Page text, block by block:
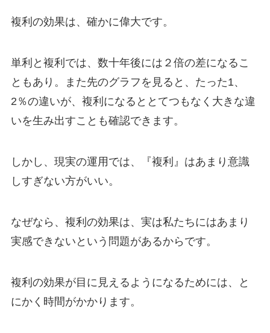
複利の効果は、確かに偉大です。
単利と複利では、数十年後には２倍の差になるこ
ともあり。また先のグラフを見ると、たった1、
2％の違いが、複利になるととてつもなく大きな違
いを生み出すことも確認できます。
しかし、現実の運用では、『複利』はあまり意識
しすぎない方がいい。
なぜなら、複利の効果は、実は私たちにはあまり
実感できないという問題があるからです。
複利の効果が目に見えるようになるためには、と
にかく時間がかかります。